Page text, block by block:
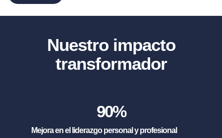
Nuestro impacto
transformador
90%
Mejora en el liderazgo personal y profesional